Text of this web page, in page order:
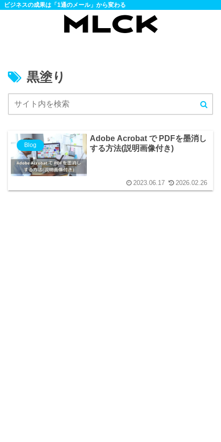
ビジネスの成果は「1通のメール」から変わる
黒塗り
Blog
Adobe Acrobat で PDFを墨消し
する方法(説明画像付き)
2023.06.17 2026.02.26